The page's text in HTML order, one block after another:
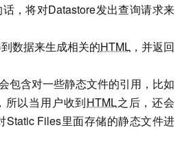
，将对Datastore发出查询请求来
数据来生成相关的HTML ，并返回
包含对一些静态文件的引用，比如
所以当用户收到HTML之后，还会
Static Files里面存储的静态文件进